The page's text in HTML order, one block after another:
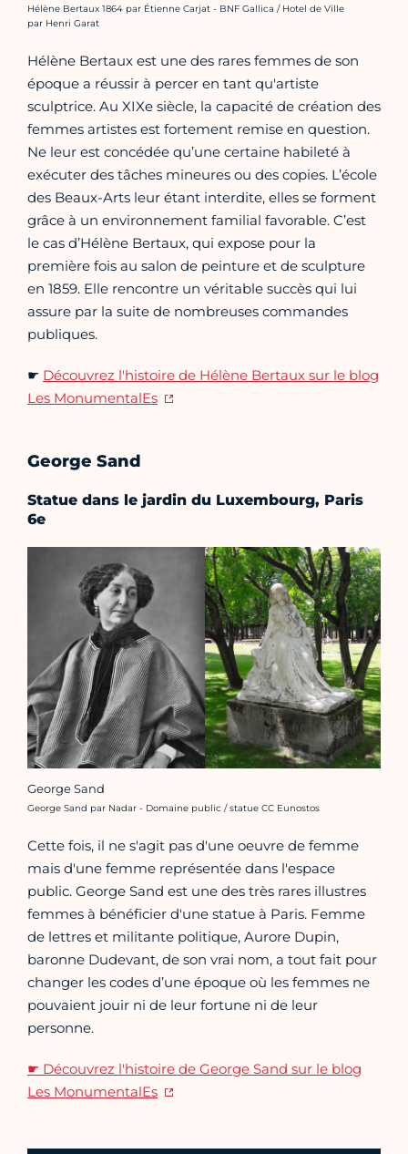
Crédit photo :
Hélène Bertaux 1864 par Étienne Carjat - BNF Gallica / Hotel de Ville
par Henri Garat
Hélène Bertaux est une des rares femmes de son
époque a réussir à percer en tant qu'artiste
sculptrice. Au XIXe siècle, la capacité de création des
femmes artistes est fortement remise en question.
Ne leur est concédée qu’une certaine habileté à
exécuter des tâches mineures ou des copies. L’école
des Beaux-Arts leur étant interdite, elles se forment
grâce à un environnement familial favorable. C’est
le cas d’Hélène Bertaux, qui expose pour la
première fois au salon de peinture et de sculpture
en 1859. Elle rencontre un véritable succès qui lui
assure par la suite de nombreuses commandes
publiques.
☛ Découvrez l'histoire de Hélène Bertaux sur le blog
Les MonumentalEs
George Sand
Statue dans le jardin du Luxembourg, Paris
6e
George Sand
Crédit photo :
George Sand par Nadar - Domaine public / statue CC Eunostos
Cette fois, il ne s'agit pas d'une oeuvre de femme
mais d'une femme représentée dans l'espace
public. George Sand est une des très rares illustres
femmes à bénéficier d'une statue à Paris. Femme
de lettres et militante politique, Aurore Dupin,
baronne Dudevant, de son vrai nom, a tout fait pour
changer les codes d’une époque où les femmes ne
pouvaient jouir ni de leur fortune ni de leur
personne.
☛ Découvrez l'histoire de George Sand sur le blog
Les MonumentalEs